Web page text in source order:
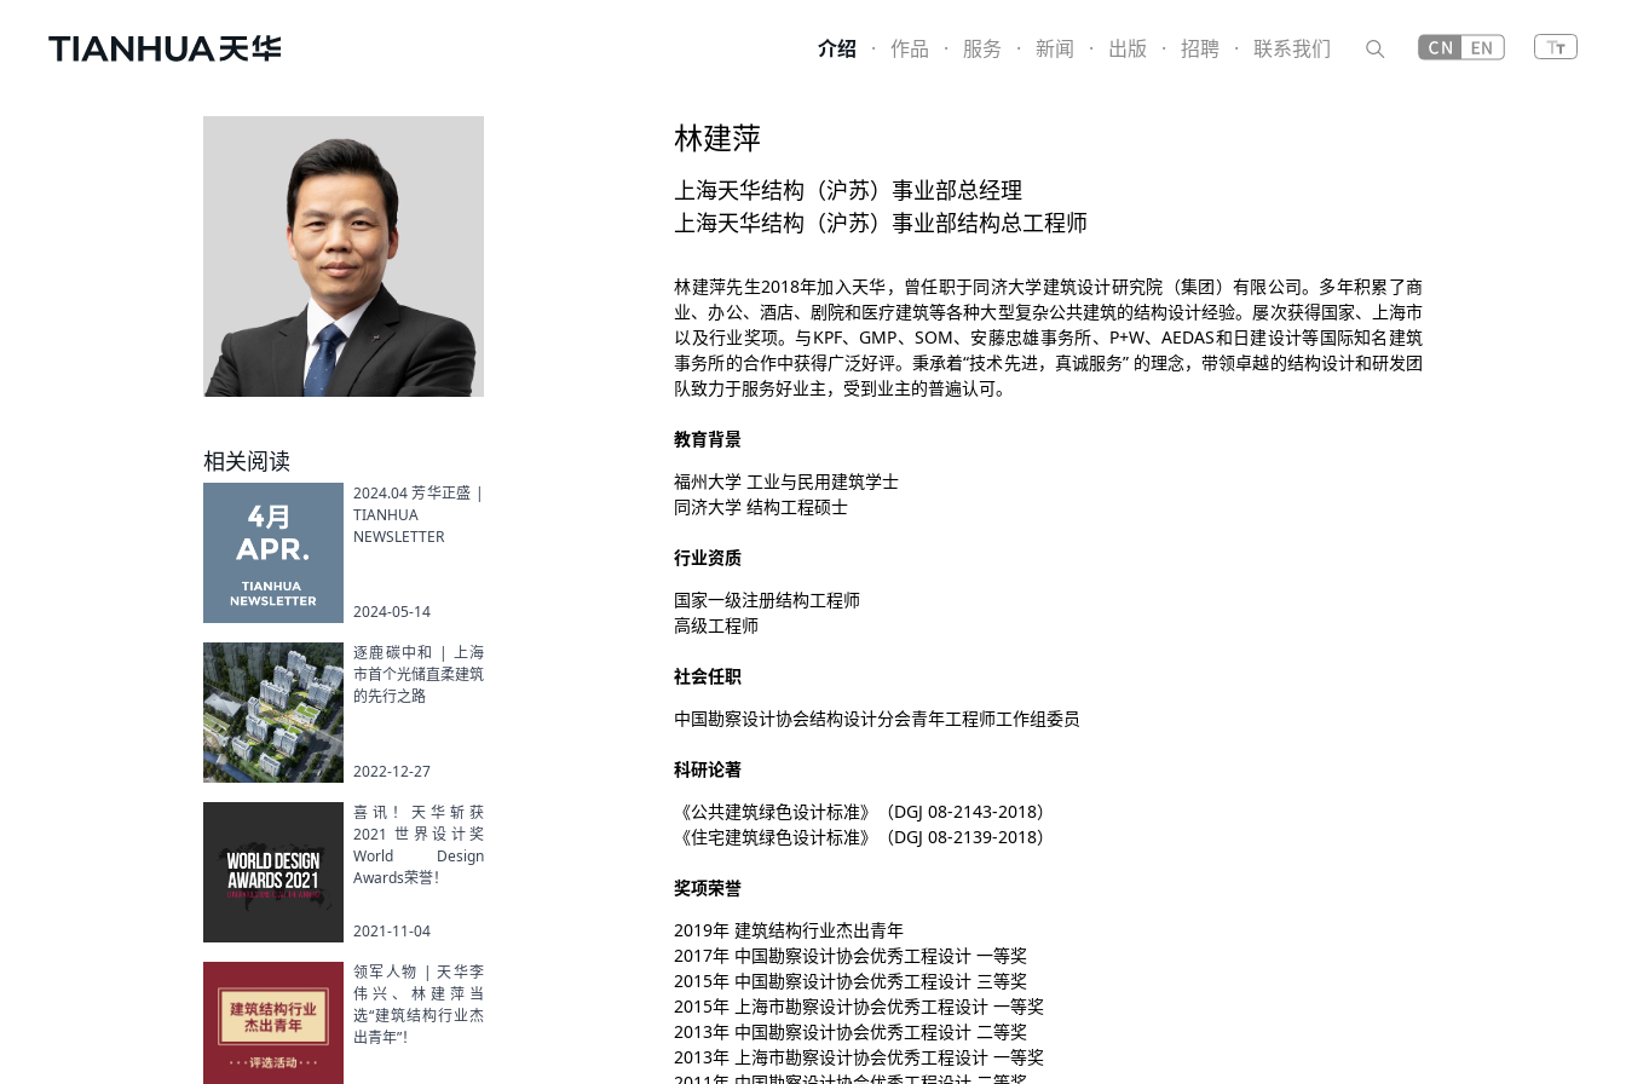
介绍 · 作品 · 服务 · 新闻 · 出版 · 招聘 · 联系我们
相关阅读
2024.04 芳华正盛 |
TIANHUA
NEWSLETTER
2024-05-14
逐鹿碳中和 | 上海
市首个光储直柔建筑
的先行之路
2022-12-27
喜讯！天华斩获
2021 世界设计奖
World Design
Awards荣誉！
2021-11-04
领军人物 | 天华李
伟兴、林建萍当
选“建筑结构行业杰
出青年”！
林建萍
上海天华结构（沪苏）事业部总经理
上海天华结构（沪苏）事业部结构总工程师
林建萍先生2018年加入天华，曾任职于同济大学建筑设计研究院（集团）有限公司。多年积累了商
业、办公、酒店、剧院和医疗建筑等各种大型复杂公共建筑的结构设计经验。屡次获得国家、上海市
以及行业奖项。与KPF、GMP、SOM、安藤忠雄事务所、P+W、AEDAS和日建设计等国际知名建筑
事务所的合作中获得广泛好评。秉承着“技术先进，真诚服务” 的理念，带领卓越的结构设计和研发团
队致力于服务好业主，受到业主的普遍认可。
教育背景
福州大学 工业与民用建筑学士
同济大学 结构工程硕士
行业资质
国家一级注册结构工程师
高级工程师
社会任职
中国勘察设计协会结构设计分会青年工程师工作组委员
科研论著
《公共建筑绿色设计标准》（DGJ 08-2143-2018）
《住宅建筑绿色设计标准》（DGJ 08-2139-2018）
奖项荣誉
2019年 建筑结构行业杰出青年
2017年 中国勘察设计协会优秀工程设计 一等奖
2015年 中国勘察设计协会优秀工程设计 三等奖
2015年 上海市勘察设计协会优秀工程设计 一等奖
2013年 中国勘察设计协会优秀工程设计 二等奖
2013年 上海市勘察设计协会优秀工程设计 一等奖